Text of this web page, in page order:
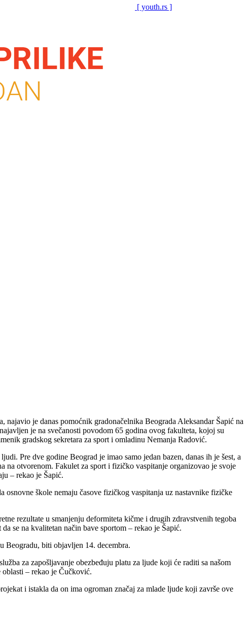
[ youth.rs ]
je danas pomoćnik gradonačelnika Beograda Aleksandar Šapić na
je na svečanosti povodom 65 godina ovog fakulteta, kojoj su
gradskog sekretara za sport i omladinu Nemanja Radović.
Pre dve godine Beograd je imao samo jedan bazen, danas ih je šest, a
na otvorenom. Fakulet za sport i fizičko vaspitanje organizovao je svoje
– rekao je Šapić.
osnovne škole nemaju časove fizičkog vaspitanja uz nastavnike fizičke
rezultate u smanjenju deformiteta kičme i drugih zdravstvenih tegoba
se na kvalitetan način bave sportom – rekao je Šapić.
Beogradu, biti objavljen 14. decembra.
za zapošljavanje obezbeđuju platu za ljude koji će raditi sa našom
– rekao je Čučković.
i istakla da on ima ogroman značaj za mlade ljude koji završe ove